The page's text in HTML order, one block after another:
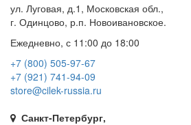
ул. Луговая, д.1, Московская обл.,
г. Одинцово, р.п. Новоивановское.
Ежедневно, с 11:00 до 18:00
+7 (800) 505-97-67
+7 (921) 741-94-09
store@cilek-russia.ru
Санкт-Петербург,